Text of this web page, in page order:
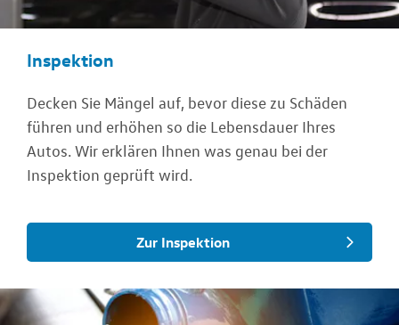
Inspektion
Decken Sie Mängel auf, bevor diese zu Schäden
führen und erhöhen so die Lebensdauer Ihres
Autos. Wir erklären Ihnen was genau bei der
Inspektion geprüft wird.
Zur Inspektion